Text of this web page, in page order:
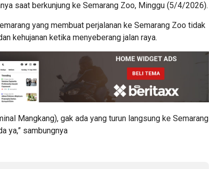
saat berkunjung ke Semarang Zoo, Minggu (5/4/2026).
yang membuat perjalanan ke Semarang Zoo tidak
kehujanan ketika menyeberang jalan raya.
Mangkang), gak ada yang turun langsung ke Semarang
ya,” sambungnya